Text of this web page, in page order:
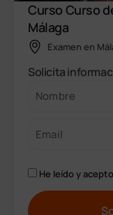
Curso Curso
Málaga
Examen en
Solicita
He leído y